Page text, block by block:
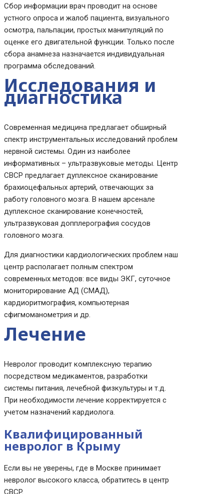
Сбор информации врач проводит на основе
устного опроса и жалоб пациента, визуального
осмотра, пальпации, простых манипуляций по
оценке его двигательной функции. Только после
сбора анамнеза назначается индивидуальная
программа обследований.
Исследования и
диагностика
Современная медицина предлагает обширный
спектр инструментальных исследований проблем
нервной системы. Один из наиболее
информативных – ультразвуковые методы. Центр
CBCP предлагает дуплексное сканирование
брахиоцефальных артерий, отвечающих за
работу головного мозга. В нашем арсенале
дуплексное сканирование конечностей,
ультразвуковая допплерография сосудов
головного мозга.
Для диагностики кардиологических проблем наш
центр располагает полным спектром
современных методов: все виды ЭКГ, суточное
мониторирование АД (СМАД),
кардиоритмография, компьютерная
сфигмоманометрия и др.
Лечение
Невролог проводит комплексную терапию
посредством медикаментов, разработки
системы питания, лечебной физкультуры и т.д.
При необходимости лечение корректируется с
учетом назначений кардиолога.
Квалифицированный
невролог в Крыму
Если вы не уверены, где в Москве принимает
невролог высокого класса, обратитесь в центр
CBCP.